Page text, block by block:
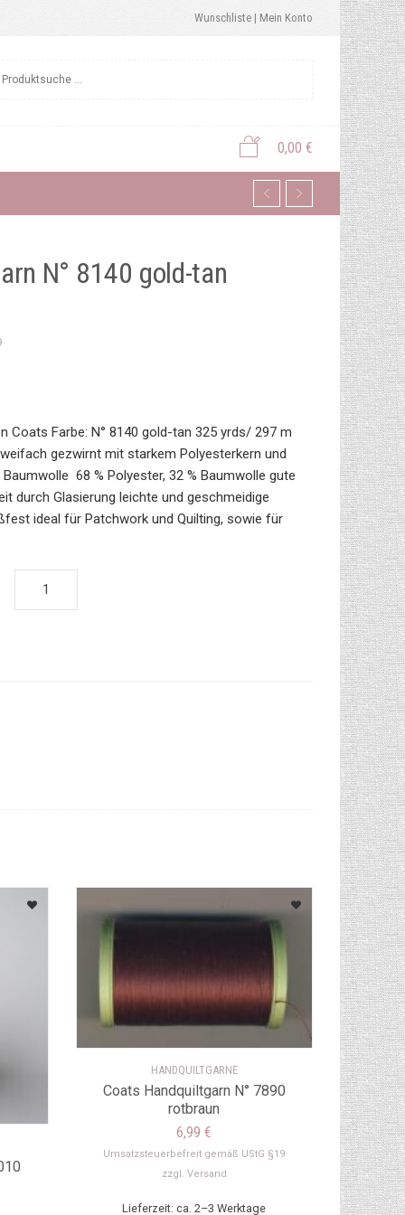
Wunschliste | Mein Konto
0,00 €
N° 8140 gold-tan
Coats Farbe: N° 8140 gold-tan 325 yrds/ 297 m
gezwirnt mit starkem Polyesterkern und
68 % Polyester, 32 % Baumwolle gute
durch Glasierung leichte und geschmeidige
ideal für Patchwork und Quilting, sowie für
HANDQUILTGARNE
Coats Handquiltgarn N° 7890
rotbraun
6,99€
Umsatzsteuerbefreit gemäß UStG §19
zzgl. Versand
Lieferzeit: ca. 2–3 Werktage